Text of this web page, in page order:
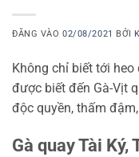
ĐĂNG VÀO02/08/2021 BỞI
Không chỉ biết tới
được biết đến Gà-Vịt
độc quyền, thấm
Gà quay Tài